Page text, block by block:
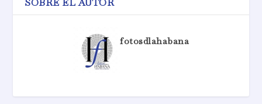
fotosdlahabana